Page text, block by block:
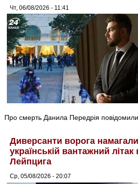
Чт, 06/08/2026 - 11:41
Про смерть Данила Передрія повідомили
Диверсанти ворога
українській вантажний
Лейпцига
Ср, 05/08/2026 - 20:07